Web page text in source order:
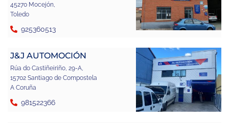
45270 Mocejón,
Toledo
925360513
J&J AUTOMOCIÓN
Rúa do Castiñeiriño, 29-A,
15702 Santiago de Compostela
A Coruña
981522366